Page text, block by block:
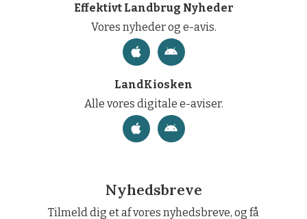
Effektivt Landbrug Nyheder
Vores nyheder og e-avis.
LandKiosken
Alle vores digitale e-aviser.
Nyhedsbreve
Tilmeld dig et af vores nyhedsbreve, og få